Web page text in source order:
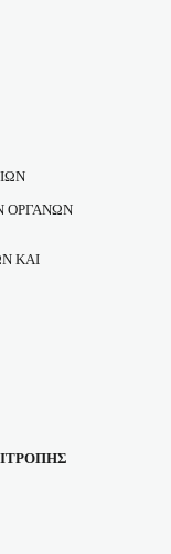
ΟΡΓΑΝΩΝ
ΚΑΙ